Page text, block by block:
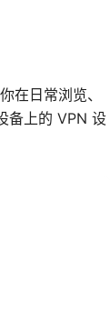
在日常浏览、
备上的 VPN 设